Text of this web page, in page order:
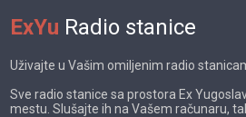
ExYu Radio stanice
Uživajte u Vašim omiljenim radio
Sve radio stanice sa prostora Ex
mestu. Slušajte ih na Vašem računaru,